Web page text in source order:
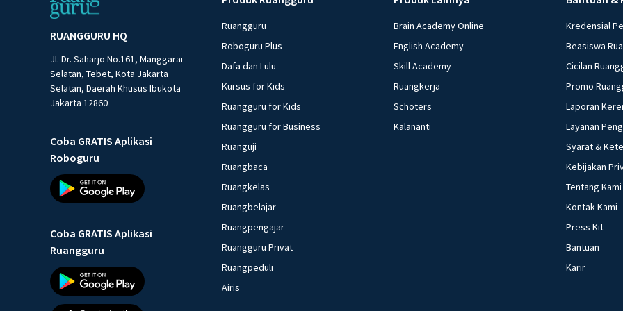
pada tingkat
perangkat desa
mandiri.
Memperhatikan
.... a. presiden b.
Perlindungan
Kebebasan
dikendalikan
a. (1), (2), (3),
13.Tiap negara
pemerintahan
14.Dalam
daerah, sangat
mempengaruhi
e-commerce! 8.
konsumen jika
organisasi
Nasional
RUANGGURU HQ
Jl. Dr. Saharjo No.161, Manggarai
Selatan, Tebet, Kota Jakarta
Selatan, Daerah Khusus Ibukota
Jakarta 12860
Coba GRATIS Aplikasi
Roboguru
Coba GRATIS Aplikasi
Ruangguru
Ruangguru
Roboguru Plus
Dafa dan Lulu
Kursus for Kids
Ruangguru for Kids
Ruangguru for Business
Ruanguji
Ruangbaca
Ruangkelas
Ruangbelajar
Ruangpengajar
Ruangguru Privat
Ruangpeduli
Airis
Brain Academy Online
English Academy
Skill Academy
Ruangkerja
Schoters
Kalananti
Kredensial
Beasiswa
Cicilan
Promo
Laporan
Layanan
Syarat &
Kebijakan
Tentang Kami
Kontak Kami
Press Kit
Bantuan
Karir